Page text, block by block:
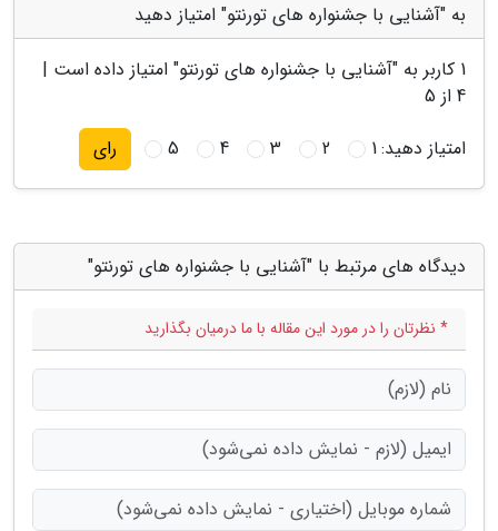
به "آشنایی با جشنواره های تورنتو" امتیاز دهید
1 کاربر به "آشنایی با جشنواره های تورنتو" امتیاز داده است |
4 از 5
امتیاز دهید:1
2
3
4
5 رای
دیدگاه های مرتبط با "آشنایی با جشنواره های تورنتو"
* نظرتان را در مورد این مقاله با ما درمیان بگذارید